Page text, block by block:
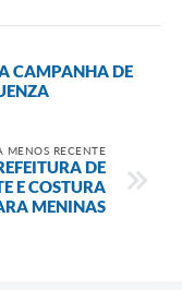
CAMPANHA DE
MENOS RECENTE
DE
E COSTURA
MENINAS